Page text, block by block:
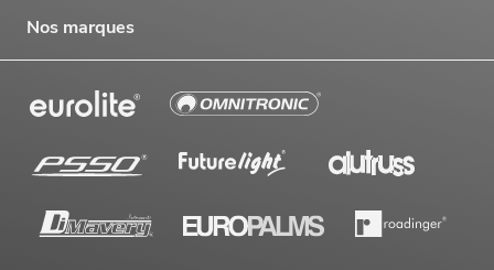
Nos marques